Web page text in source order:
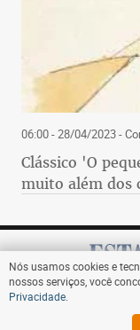
06:00 - 28/04/2023-
Clássico 'O
muito além dos
Nós usamos cookies e
nossos serviços, você
Privacidade